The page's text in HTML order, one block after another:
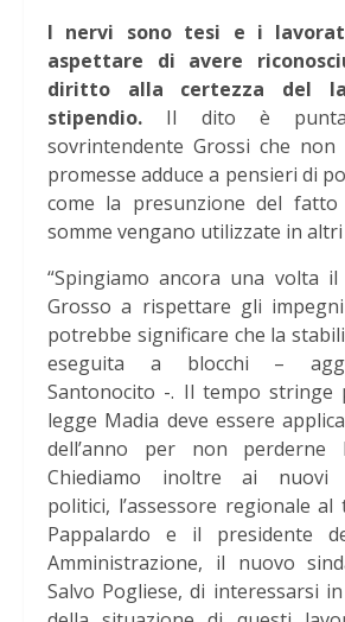
I nervi sono tesi e i
aspettare di avere
diritto alla certezza del
stipendio. Il dito è
sovrintendente Grossi che non
promesse adduce a pensieri di
come la presunzione del
somme vengano utilizzate in
“Spingiamo ancora una volta
Grosso a rispettare gli
potrebbe significare che la
eseguita a blocchi –
Santonocito -. Il tempo stringe
legge Madia deve essere
dell’anno per non perderne
Chiediamo inoltre ai nuovi
politici, l’assessore regionale
Pappalardo e il presidente
Amministrazione, il nuovo
Salvo Pogliese, di interessarsi